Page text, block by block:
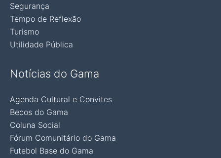
Segurança
Tempo de Reflexão
Turismo
Utilidade Pública
Notícias do Gama
Agenda Cultural e Convites
Becos do Gama
Coluna Social
Fórum Comunitário do Gama
Futebol Base do Gama